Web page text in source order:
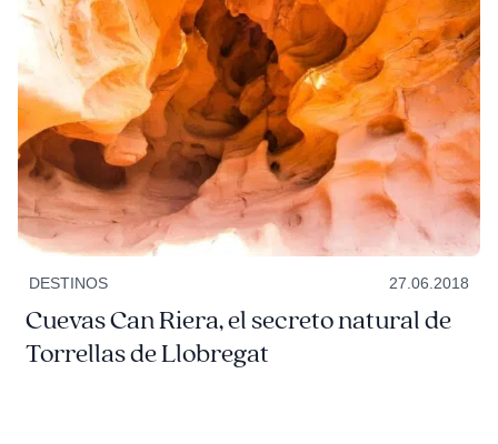
DESTINOS 27.06.2018
Cuevas Can Riera, el secreto natural de
Torrellas de Llobregat